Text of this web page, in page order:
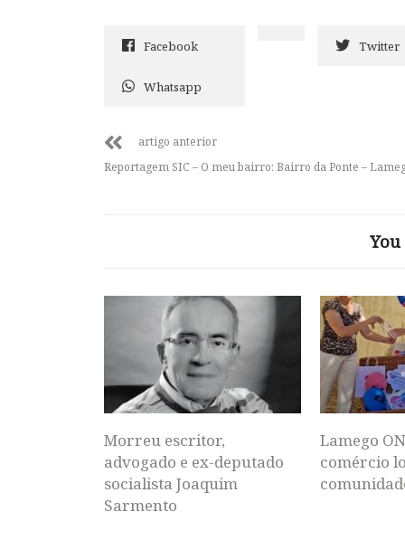
Facebook Twitter
Whatsapp
artigo anterior
Reportagem SIC – O meu bairro: Bairro da Ponte –
Morreu escritor,
advogado e ex-deputado
socialista Joaquim
Sarmento
Lamego
comércio